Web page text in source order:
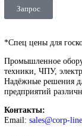
Нажмите, чтобы
Главная
Simatic ET 200L
200L